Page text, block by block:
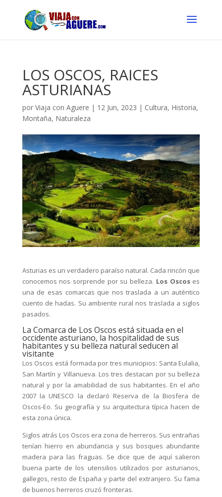
LOS OSCOS, RAICES
ASTURIANAS
por Viaja con Aguere | 12 Jun, 2023 | Cultura, Historia,
Montaña, Naturaleza
Asturias es un verdadero paraíso natural. Cada rincón que
conocemos nos sorprende por su belleza. Los Oscoses
una de esas comarcas que nos traslada a un auténtico
cuento de hadas. Su ambiente rural nos traslada a siglos
pasados.
La Comarca de Los Oscos está situada en el
occidente asturiano, la hospitalidad de sus
habitantes y su belleza natural seducen al
visitante
Los Oscos está formada por tres municipios: Santa Eulalia,
San Martín y Villanueva. Los tres destacan por su belleza
natural y por la amabilidad de sus habitantes. En el año
2007 la UNESCO la declaró Reserva de la Biosfera de
Oscos-Eo. Su geografía y su arquitectura típica hacen de
esta zona única.
Siglos atrás Los Oscos era zona de herreros. Sus entrañas
tenían hierro en abundancia y sus bosques abundante
madera para las fraguas. Se dice que de aquí salieron
buena parte de los utensilios utilizados por asturianos,
gallegos, resto de España y parte del extranjero. Su fama
de buenos herreros cruzó fronteras.